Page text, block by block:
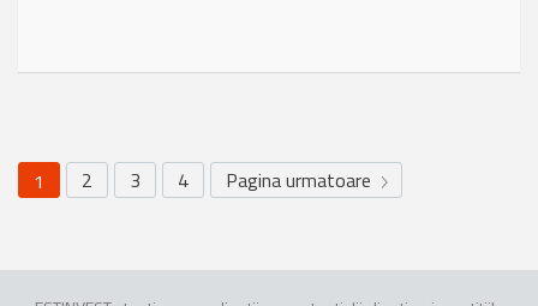
1 2 3 4 Pagina urmatoare